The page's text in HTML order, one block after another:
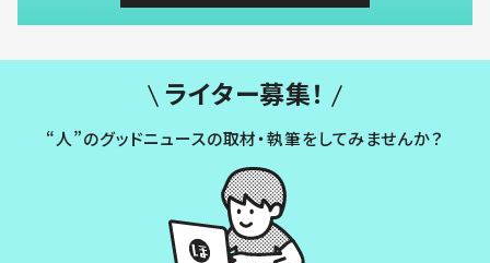
ライター募集！
“人”のグッドニュースの取材・執筆をしてみませんか？